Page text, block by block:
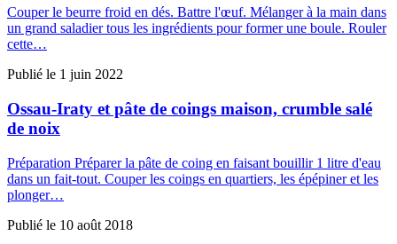
Couper le beurre froid en dés. Battre l'œuf. Mélanger à la main dans
un grand saladier tous les ingrédients pour former une boule. Rouler
cette…
Publié le 1 juin 2022
Ossau-Iraty et pâte de coings maison, crumble salé
de noix
Préparation Préparer la pâte de coing en faisant bouillir 1 litre d'eau
dans un fait-tout. Couper les coings en quartiers, les épépiner et les
plonger…
Publié le 10 août 2018